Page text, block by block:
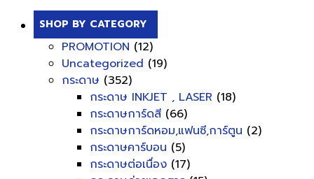
SHOP BY CATEGORY
PROMOTION (12)
Uncategorized (19)
กระดาษ (352)
กระดาษ INKJET , LASER (18)
กระดาษการ์ดสี (66)
กระดาษการ์ดหอม,แฟนซี,การ์ตูน (2)
กระดาษคาร์บอน (5)
กระดาษต่อเนื่อง (17)